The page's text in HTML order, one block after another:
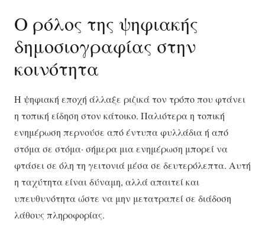
Ο ρόλος της ψηφιακής
δημοσιογραφίας στην
κοινότητα
Η ψηφιακή εποχή άλλαξε ριζικά τον τρόπο που φτάνει
η τοπική είδηση στον κάτοικο. Παλιότερα η τοπική
ενημέρωση περνούσε από έντυπα φυλλάδια ή από
στόμα σε στόμα· σήμερα μια ενημέρωση μπορεί να
φτάσει σε όλη τη γειτονιά μέσα σε δευτερόλεπτα. Αυτή
η ταχύτητα είναι δύναμη, αλλά απαιτεί και
υπευθυνότητα ώστε να μην μετατραπεί σε διάδοση
λάθους πληροφορίας.